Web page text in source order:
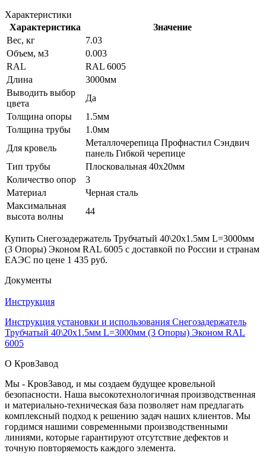
Характеристики
Характеристика
Значение
Вес, кг
7.03
Объем, м3
0.003
RAL
RAL 6005
Длина
3000мм
Выводить выбор
цвета
Да
Толщина опоры
1.5мм
Толщина трубы
1.0мм
Для кровель
Металлочерепица Профнастил Сэндвич
панель Гибкой черепице
Тип трубы
Плосковальная 40х20мм
Количество опор
3
Материал
Черная сталь
Максимальная
высота волны
44
Купить Снегозадержатель Трубчатый 40\20х1.5мм L=3000мм
(3 Опоры) Эконом RAL 6005 с доставкой по России и странам
ЕАЭС по цене 1 435 руб.
Документы
Инструкция
Инструкция установки и использования Снегозадержатель
Трубчатый 40\20х1.5мм L=3000мм (3 Опоры) Эконом RAL
6005
О КровЗавод
Мы - КровЗавод, и мы создаем будущее кровельной
безопасности. Наша высокотехнологичная производственная
и материально-техническая база позволяет нам предлагать
комплексный подход к решению задач наших клиентов. Мы
гордимся нашими современными производственными
линиями, которые гарантируют отсутствие дефектов и
точную повторяемость каждого элемента.